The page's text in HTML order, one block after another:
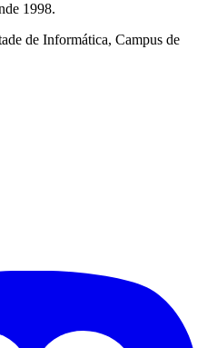
1998.
de Informática, Campus de